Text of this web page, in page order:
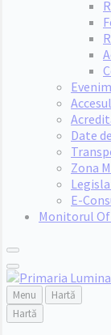
Date
Zona
E-
Monitorul
Menu
Hartă
Hartă